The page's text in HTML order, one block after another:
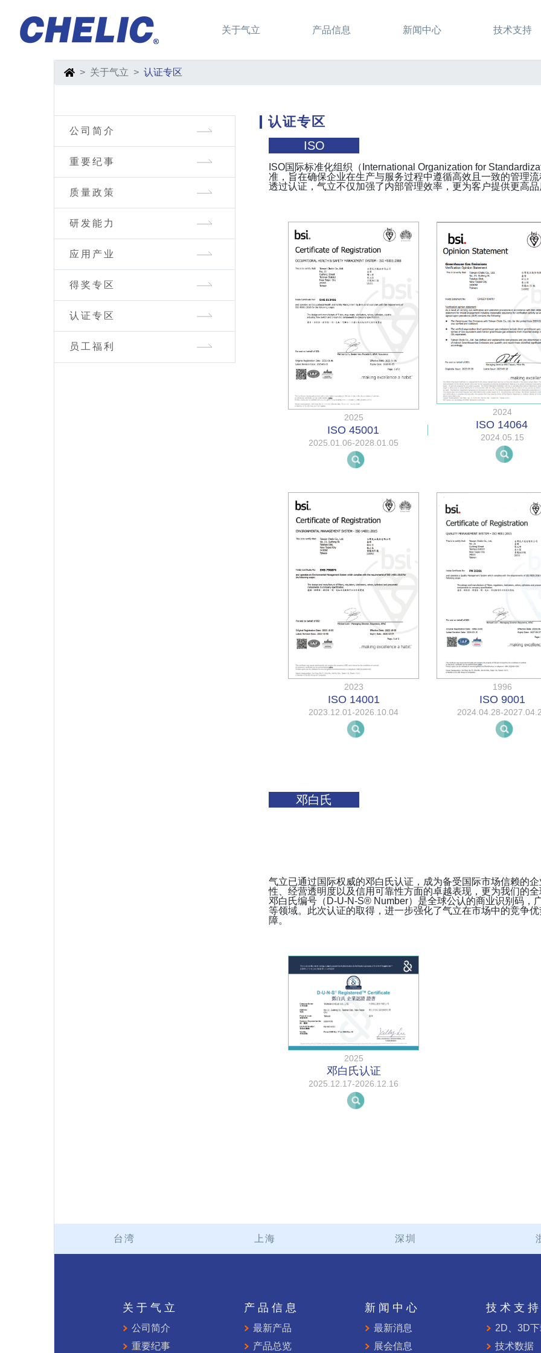
关于气立 产品信息 新闻中心 技术支持
关于气立 认证专区
公司简介
重要纪事
质量政策
研发能力
应用产业
得奖专区
认证专区
员工福利
认证专区
ISO
ISO国际标准化组织（International Organization for
准，旨在确保企业在生产与服务过程中遵循高效且一致的管理
透过认证，气立不仅加强了内部管理效率，更为客户提供更高
2025
ISO 45001
2025.01.06-2028.01.05
2024
ISO 14064
2024.05.15
2023
ISO 14001
2023.12.01-2026.10.04
1996
ISO 9001
2024.04.28-
邓白氏
气立已通过国际权威的邓白氏认证，成为备受国际市场信赖的
性、经营透明度以及信用可靠性方面的卓越表现，更为我们的
邓白氏编号（D-U-N-S® Number）是全球公认的商业识别码，
等领域。此次认证的取得，进一步强化了气立在市场中的竞争
障。
2025
邓白氏认证
2025.12.17-2026.12.16
台湾 上海 深圳
关于气立
公司简介
重要纪事
产品信息
最新产品
产品总览
新闻中心
最新消息
展会信息
技术支
2D、3D
技术数据